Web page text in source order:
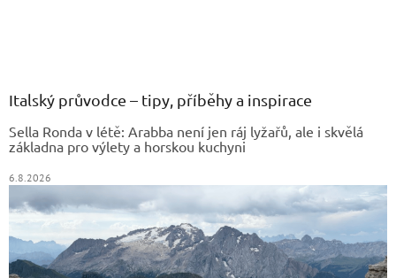
Italský průvodce – tipy, příběhy a inspirace
Sella Ronda v létě: Arabba není jen ráj lyžařů, ale i skvělá
základna pro výlety a horskou kuchyni
6.8.2026